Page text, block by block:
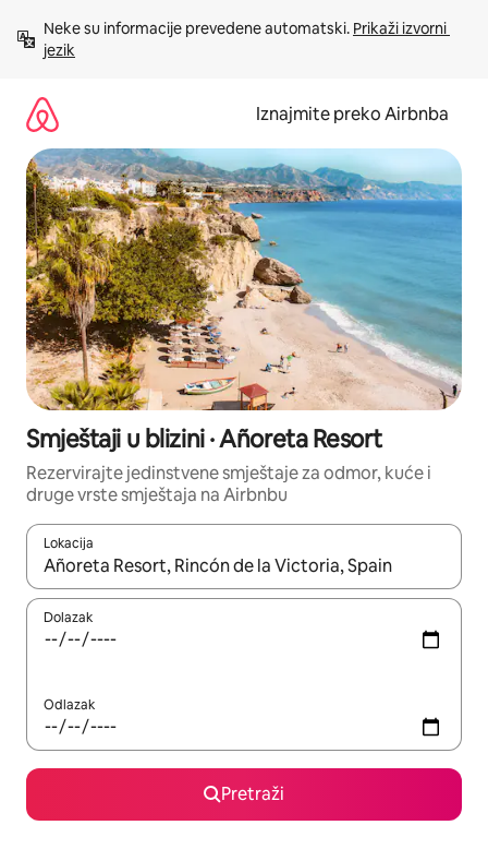
sadržaj
Neke su informacije prevedene automatski. Prikaži izvorni
jezik
Iznajmite preko Airbnba
Smještaji u blizini · Añoreta Resort
Rezervirajte jedinstvene smještaje za odmor, kuće i
druge vrste smještaja na Airbnbu
Lokacija
Kada budu dostupni rezultati, moći ćete ih pregledati
Dolazak
Odlazak
Pretraži